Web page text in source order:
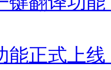
能正式上